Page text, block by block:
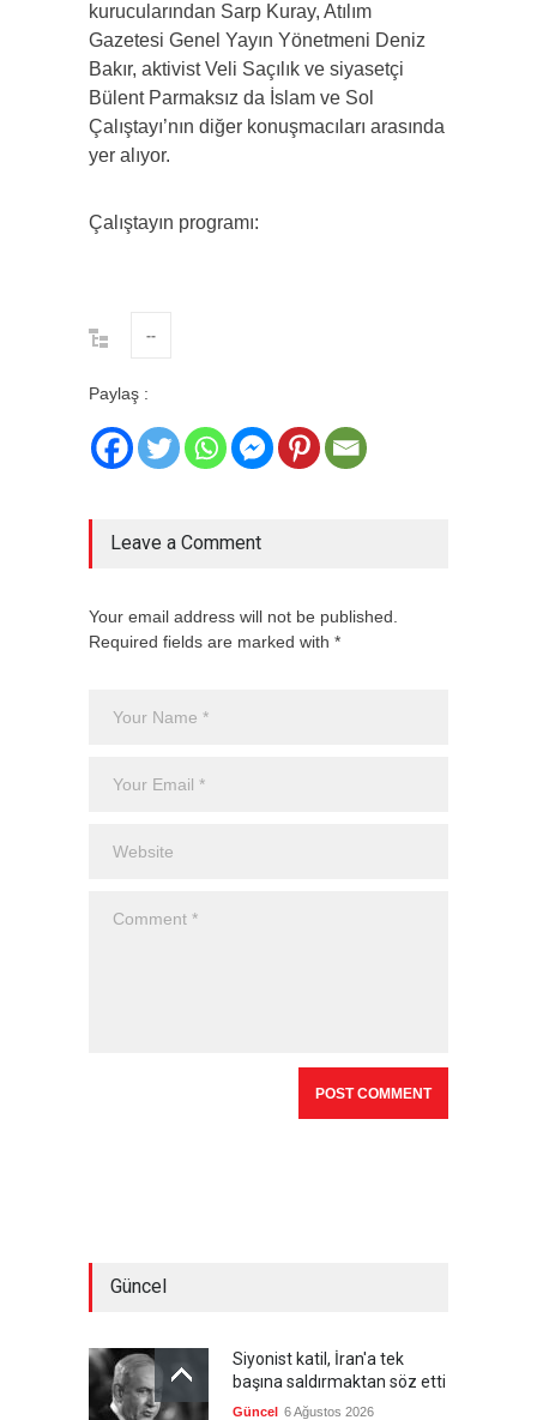
kurucularından Sarp Kuray, Atılım
Gazetesi Genel Yayın Yönetmeni Deniz
Bakır, aktivist Veli Saçılık ve siyasetçi
Bülent Parmaksız da İslam ve Sol
Çalıştayı’nın diğer konuşmacıları arasında
yer alıyor.
Çalıştayın programı:
--
Paylaş :
Leave a Comment
Your email address will not be published.
Required fields are marked with *
Güncel
Siyonist katil, İran'a tek
başına saldırmaktan söz etti
Güncel 6 Ağustos 2026